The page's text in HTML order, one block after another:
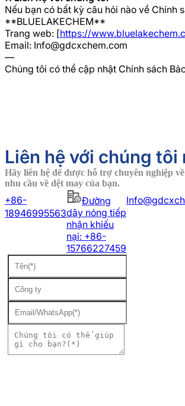
Nếu bạn có bất kỳ câu hỏi nào về Chính
**BLUELAKECHEM**
Trang web: [https://
Email: Info@gdcxchem.com
—
Chúng tôi có thể cập nhật Chính sách
Liên hệ với chúng tôi
Hãy liên hệ để được hỗ trợ chuyên nghiệp
nhu cầu về dệt may của bạn.
+86-
18946995563
Đường
dây nóng tiếp
nhận khiếu
nại: +86-
15766227459